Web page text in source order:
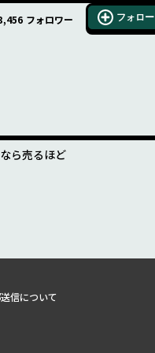
フォロワー フォロー
ら売るほど
信について